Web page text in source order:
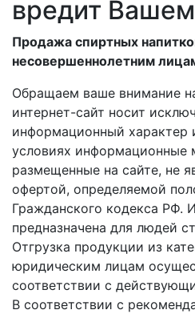
вредит
Продажа спиртных
несовершеннолетним
Обращаем ваше внимание
интернет-сайт носит
информационный характер
условиях информационные
размещенные на сайте, не
офертой, определяемой
Гражданского кодекса РФ.
предназначена для людей
Отгрузка продукции из
юридическим лицам
соответствии с
В соответствии с